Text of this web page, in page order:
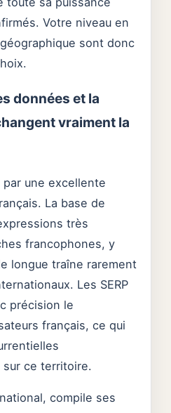
Votre niveau en
sont donc
données et la
vraiment la
une excellente
La base de
très
francophones, y
longue traîne rarement
Les SERP
précision le
français, ce qui
ce territoire.
compile ses